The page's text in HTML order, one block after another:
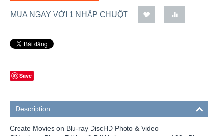
MUA NGAY VỚI 1 NHẤP CHUỘT
Save
Description
Create Movies on Blu-ray DiscHD Photo & Video